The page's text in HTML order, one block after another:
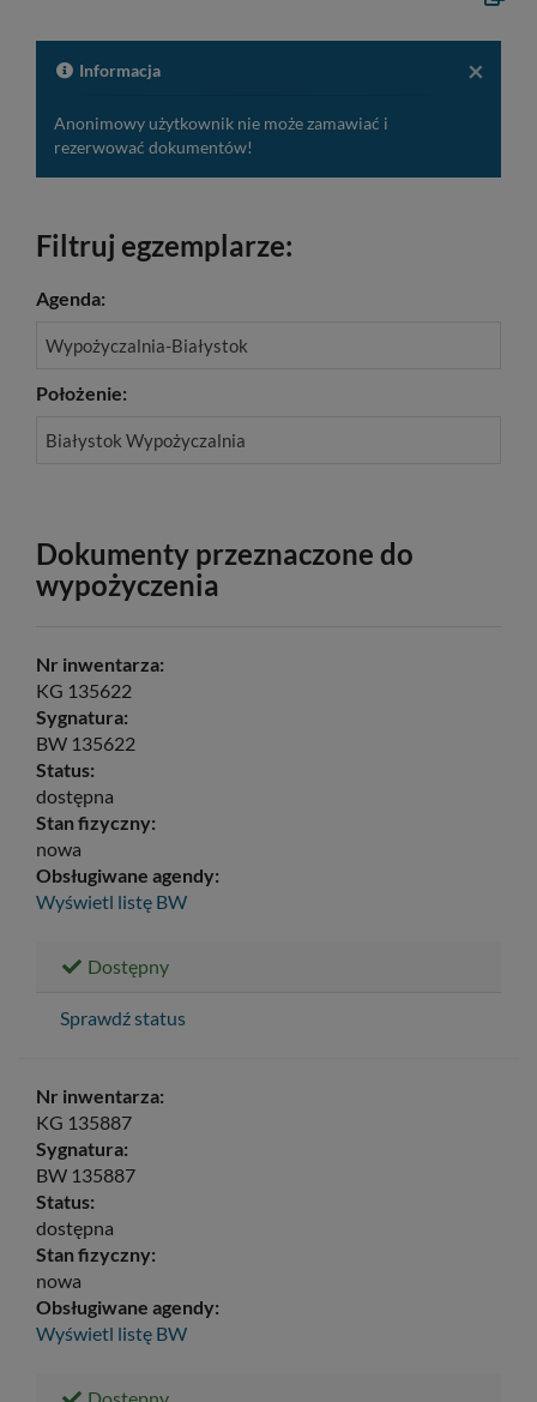
Kopiuj
do
×
Informacja
Anonimowy użytkownik nie może zamawiać i
rezerwować dokumentów!
Filtruj egzemplarze:
Agenda:
Wypożyczalnia-Białystok
Położenie:
Białystok Wypożyczalnia
Dokumenty przeznaczone do
wypożyczenia
Nr inwentarza:
KG 135622
Sygnatura:
BW 135622
Status:
dostępna
Stan fizyczny:
nowa
Obsługiwane agendy:
Wyświetl listę BW
Dostępny
Sprawdź status
Nr inwentarza:
KG 135887
Sygnatura:
BW 135887
Status:
dostępna
Stan fizyczny:
nowa
Obsługiwane agendy:
Wyświetl listę BW
Dostępny